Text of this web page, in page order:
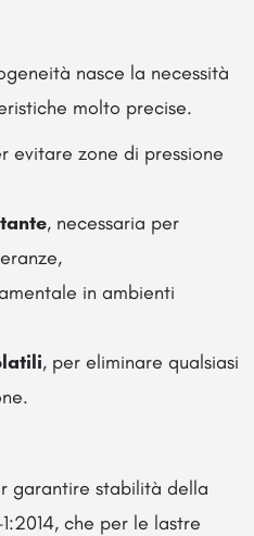
nasce la necessità
molto precise.
evitare zone di pressione
, necessaria per
in ambienti
, per eliminare qualsiasi
garantire stabilità della
che per le lastre